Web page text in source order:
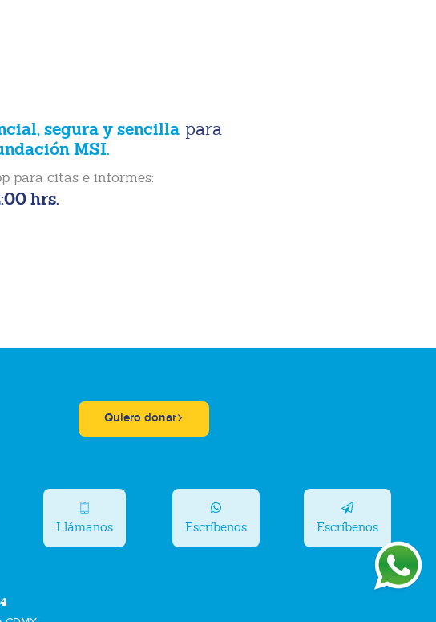
segura y sencillapara
MSI.
para citas e informes:
hrs.
Quiero donar
Llámanos Escríbenos Escríbenos